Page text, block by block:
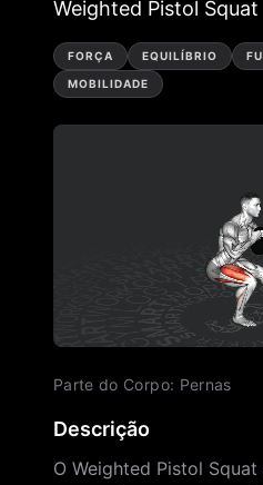
Weighted Pistol Squat
FORÇA EQUILÍBRIO
MOBILIDADE
Parte do Corpo: Pernas
Descrição
O Weighted Pistol